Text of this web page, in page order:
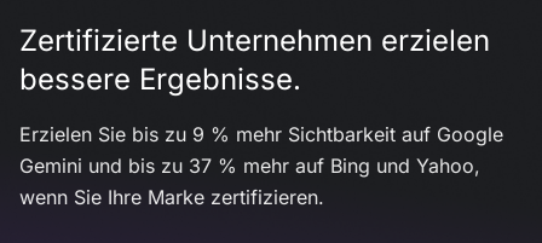
Zertifizierte Unternehmen erzielen
bessere Ergebnisse.
Erzielen Sie bis zu 9 % mehr Sichtbarkeit auf Google
Gemini und bis zu 37 % mehr auf Bing und Yahoo,
wenn Sie Ihre Marke zertifizieren.